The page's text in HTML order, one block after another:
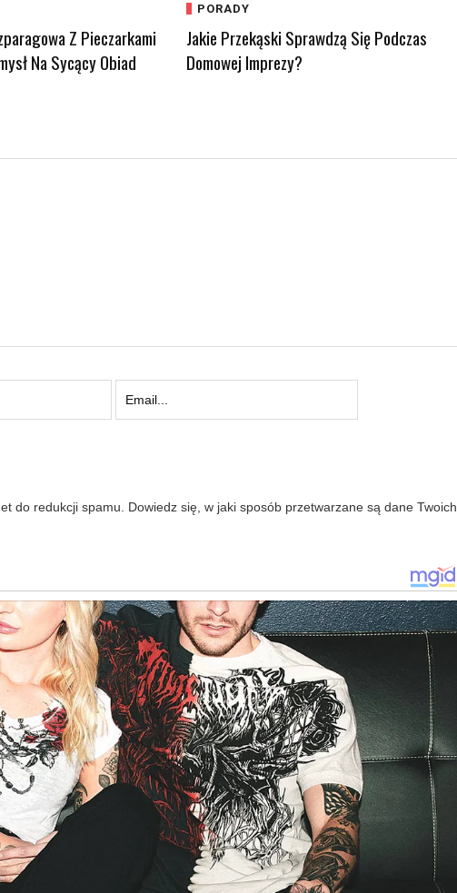
Z Pieczarkami
Na Sycący Obiad
PORADY
Jakie Przekąski Sprawdzą Się Podczas
Domowej Imprezy?
do redukcji spamu. Dowiedz się, w jaki sposób przetwarzane są dane Twoich